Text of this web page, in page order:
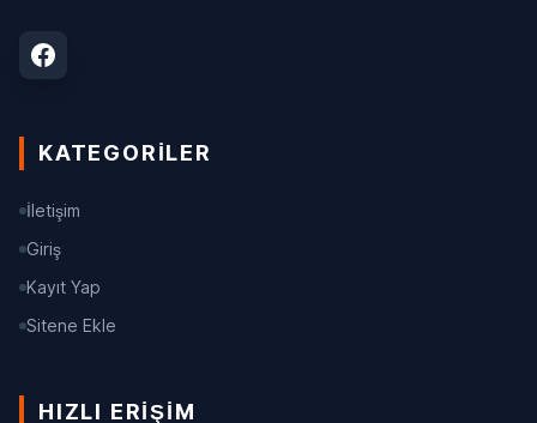
KATEGORILER
İletişim
Giriş
Kayıt Yap
Sitene Ekle
HIZLI ERIŞIM